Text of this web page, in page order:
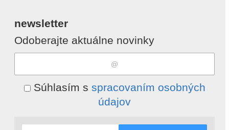
newsletter
Odoberajte aktuálne novinky
Súhlasím s spracovaním osobných
údajov